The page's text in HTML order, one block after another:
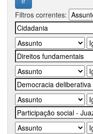
Filtros correntes: